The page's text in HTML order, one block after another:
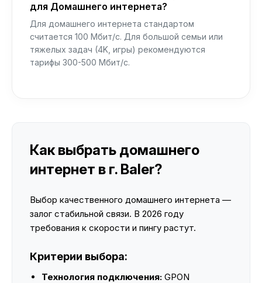
для Домашнего интернета?
Для домашнего интернета стандартом
считается 100 Мбит/с. Для большой семьи или
тяжелых задач (4K, игры) рекомендуются
тарифы 300-500 Мбит/с.
Как выбрать домашнего
интернет в г. Baler?
Выбор качественного домашнего интернета —
залог стабильной связи. В 2026 году
требования к скорости и пингу растут.
Критерии выбора:
Технология подключения: GPON